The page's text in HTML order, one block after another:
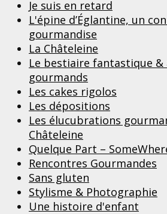
Je suis en retard
L'épine d’Églantine, un
gourmandise
La Châteleine
Le bestiaire fantastique
gourmands
Les cakes rigolos
Les dépositions
Les élucubrations
Châteleine
Quelque Part –
Rencontres Gourmandes
Sans gluten
Stylisme & Photographie
Une histoire d'enfant